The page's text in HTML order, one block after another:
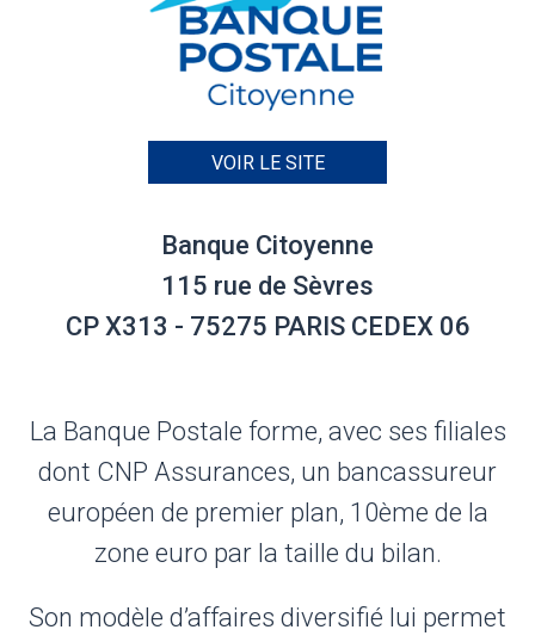
VOIR LE SITE
Banque Citoyenne
115 rue de Sèvres
CP X313 - 75275 PARIS CEDEX 06
La Banque Postale forme, avec ses filiales
dont CNP Assurances, un bancassureur
européen de premier plan, 10ème de la
zone euro par la taille du bilan.
Son modèle d’affaires diversifié lui permet